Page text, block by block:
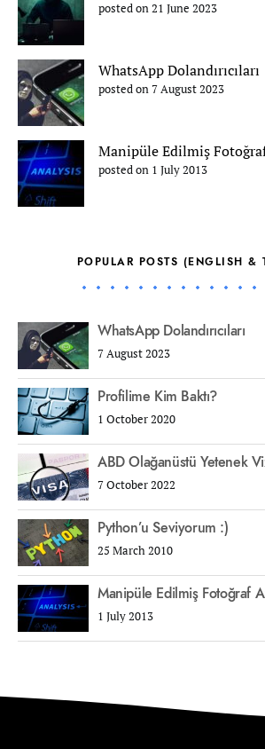
posted on 21 June 2023
WhatsApp Dolandırıcıları
posted on 7 August 2023
Manipüle Edilmiş
posted on 1 July 2013
POPULAR POSTS (ENGLISH &
WhatsApp Dolandırıcıları
7 August 2023
Profilime Kim Baktı?
1 October 2020
ABD Olağanüstü Yetenek
7 October 2022
Python’u Seviyorum :)
25 March 2010
Manipüle Edilmiş Fotoğraf
1 July 2013